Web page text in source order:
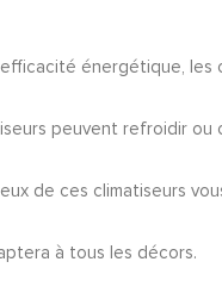
énergétique, les
peuvent refroidir
de ces climatiseurs
à tous les décors.